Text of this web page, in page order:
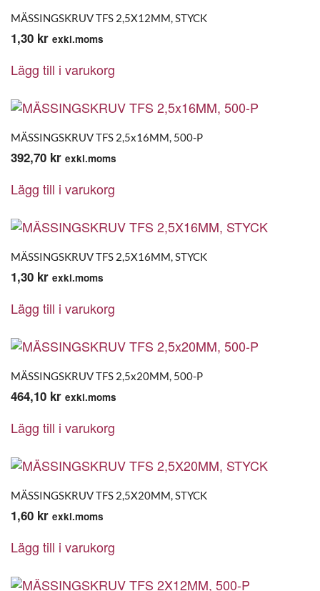
MÄSSINGSKRUV TFS 2,5X12MM, STYCK
1,30 kr exkl.moms
Lägg till i varukorg
MÄSSINGSKRUV TFS 2,5x16MM, 500-P
392,70 kr exkl.moms
Lägg till i varukorg
MÄSSINGSKRUV TFS 2,5X16MM, STYCK
1,30 kr exkl.moms
Lägg till i varukorg
MÄSSINGSKRUV TFS 2,5x20MM, 500-P
464,10 kr exkl.moms
Lägg till i varukorg
MÄSSINGSKRUV TFS 2,5X20MM, STYCK
1,60 kr exkl.moms
Lägg till i varukorg